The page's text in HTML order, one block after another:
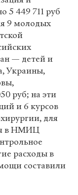
5 449 711 руб
9 молодых
— детей и
Украины,
руб; на эти
и 6 курсов
для
в НМИЦ
расходы в
составили